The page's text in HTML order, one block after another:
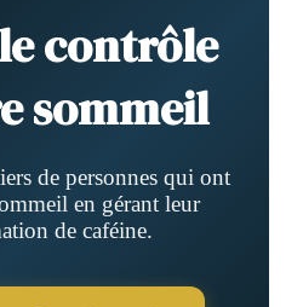
contrôle
sommeil
de personnes qui ont
en gérant leur
de caféine.